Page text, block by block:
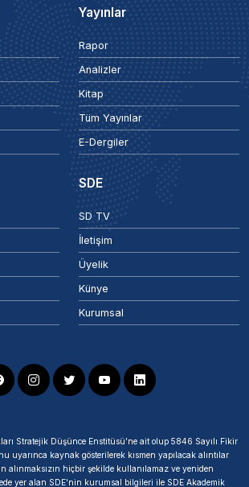
Yayınlar
Rapor
Analizler
Kitap
Tüm Yayınlar
E-Dergiler
SDE
SD TV
İletişim
Üyelik
Künye
Kurumsal
Stratejik Düşünce Enstitüsü’ne ait olup 5846 Sayılı Fikir
uyarınca kaynak gösterilerek kısmen yapılacak alıntılar
alınmaksızın hiçbir şekilde kullanılamaz ve yeniden
yer alan SDE'nin kurumsal bilgileri ile SDE Akademik